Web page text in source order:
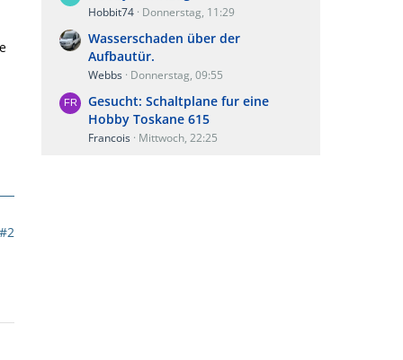
#2
Hobbit74 Donnerstag, 11:29
Wasserschaden über der
Aufbautür.
Webbs Donnerstag, 09:55
Gesucht: Schaltplane fur eine
Hobby Toskane 615
Francois Mittwoch, 22:25